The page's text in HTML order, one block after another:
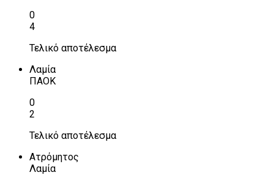
0
4
Τελικό αποτέλεσμα
Λαμία
ΠΑΟΚ
0
2
Τελικό αποτέλεσμα
Ατρόμητος
Λαμία